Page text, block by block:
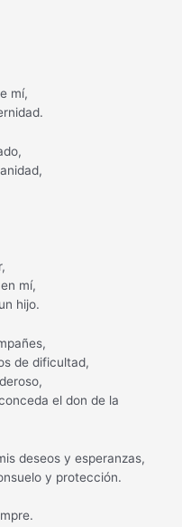
mí,
mí,
hijo.
de dificultad,
el don de la
deseos y esperanzas,
y protección.